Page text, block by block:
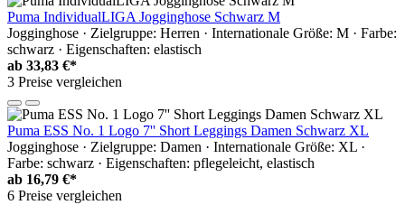
Puma IndividualLIGA Jogginghose Schwarz M
Jogginghose · Zielgruppe: Herren · Internationale Größe: M · Farbe:
schwarz · Eigenschaften: elastisch
ab 33,83 €*
3 Preise vergleichen
Puma ESS No. 1 Logo 7'' Short Leggings Damen Schwarz XL
Jogginghose · Zielgruppe: Damen · Internationale Größe: XL ·
Farbe: schwarz · Eigenschaften: pflegeleicht, elastisch
ab 16,79 €*
6 Preise vergleichen